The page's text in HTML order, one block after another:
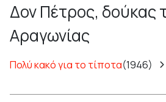
Δον Πέτρος, δούκας
Αραγωνίας
Πολύ κακό για το τίποτα(1946)